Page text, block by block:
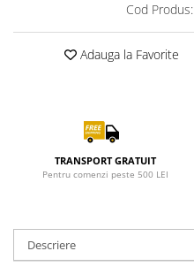
Cod Produs:
Adauga la Favorite
TRANSPORT GRATUIT
Pentru comenzi peste 500 LEI
Descriere